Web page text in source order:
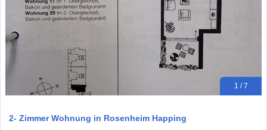
1 / 7
2- Zimmer Wohnung in Rosenheim Happing